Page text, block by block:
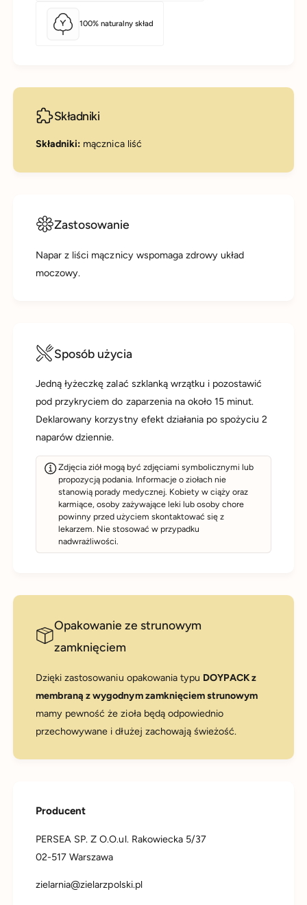
100% naturalny skład
Składniki
Składniki: mącznica liść
Zastosowanie
Napar z liści mącznicy wspomaga zdrowy układ
moczowy.
Sposób użycia
Jedną łyżeczkę zalać szklanką wrzątku i pozostawić
pod przykryciem do zaparzenia na około 15 minut.
Deklarowany korzystny efekt działania po spożyciu 2
naparów dziennie.
Zdjęcia ziół mogą być zdjęciami symbolicznymi lub
propozycją podania. Informacje o ziołach nie
stanowią porady medycznej. Kobiety w ciąży oraz
karmiące, osoby zażywające leki lub osoby chore
powinny przed użyciem skontaktować się z
lekarzem. Nie stosować w przypadku
nadwrażliwości.
Opakowanie ze strunowym
zamknięciem
Dzięki zastosowaniu opakowania typu DOYPACK z
membraną z wygodnym zamknięciem strunowym
mamy pewność że zioła będą odpowiednio
przechowywane i dłużej zachowają świeżość.
Producent
PERSEA SP. Z O.O.ul. Rakowiecka 5/37
02-517 Warszawa
zielarnia@zielarzpolski.pl